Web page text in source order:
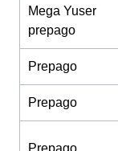
Mega Yuser
prepago
Prepago
Prepago
Prepago